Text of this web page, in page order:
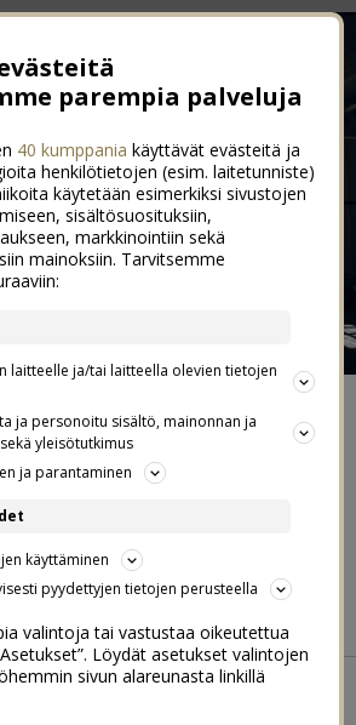
JA YHTEISTYÖT
TOIMINTA
PUUTTUMINEN JA NE PIENET
parempia palveluja
40 kumppania käyttävät evästeitä ja
henkilötietojen (esim. laitetunniste)
käytetään esimerkiksi sivustojen
sisältösuosituksiin,
markkinointiin sekä
mainoksiin. Tarvitsemme
laitteelle ja/tai laitteella olevien tietojen
ja personoitu sisältö, mainonnan ja
yleisötutkimus
ja parantaminen
käyttäminen
pyydettyjen tietojen perusteella
valintoja tai vastustaa oikeutettua
Löydät asetukset valintojen
sivun alareunasta linkillä